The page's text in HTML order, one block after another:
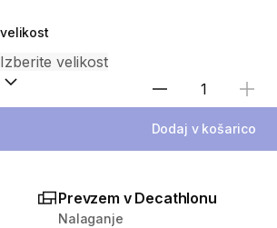
velikost
Izberite
Dodaj v košarico
Prevzem v Decathlonu
Nalaganje